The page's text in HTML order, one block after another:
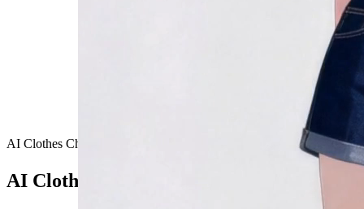
AI Clothes Changer
AI Clothes Changer란?